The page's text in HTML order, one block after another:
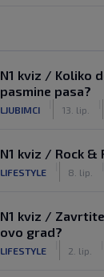
N1 kviz / Koliko
pasmine pasa?
LJUBIMCI 13. lip.
N1 kviz / Rock &
LIFESTYLE 8. lip.
N1 kviz /
ovo grad?
LIFESTYLE 2. lip.